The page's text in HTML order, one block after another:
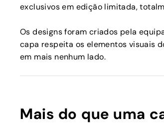
exclusivos em edição limitada,
Os designs foram criados pela
capa respeita os elementos visuais
em mais nenhum lado.
Mais do que uma